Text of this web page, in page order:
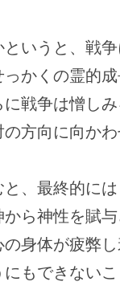
いうと、戦
かくの霊的
戦争は憎し
方向に向か
と、最終的に
ら神性を賦
の身体が疲弊
もできない